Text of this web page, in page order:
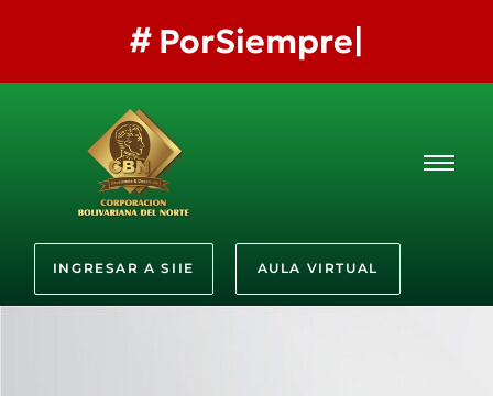
PorSiempreLaMejor
INGRESAR A SIIE AULA VIRTUAL